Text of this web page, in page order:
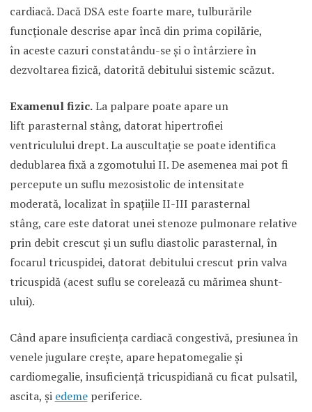
cardiacă. Dacă DSA este foarte mare, tulburările
funcţionale descrise apar încă din prima copilărie,
în aceste cazuri constatându-se şi o întârziere în
dezvoltarea fizică, datorită debitului sistemic scăzut.
Examenul fizic.La palpare poate apare un
lift parasternal stâng, datorat hipertrofiei
ventriculului drept. La auscultaţie se poate identifica
dedublarea fixă a zgomotului II. De asemenea mai pot fi
percepute un suflu mezosistolic de intensitate
moderată, localizat în spaţiile II-III parasternal
stâng, care este datorat unei stenoze pulmonare relative
prin debit crescut şi un suflu diastolic parasternal, în
focarul tricuspidei, datorat debitului crescut prin valva
tricuspidă (acest suflu se corelează cu mărimea shunt-
ului).
Când apare insuficienţa cardiacă congestivă, presiunea în
venele jugulare creşte, apare hepatomegalie şi
cardiomegalie, insuficienţă tricuspidiană cu ficat pulsatil,
ascita, şi edemeperiferice.